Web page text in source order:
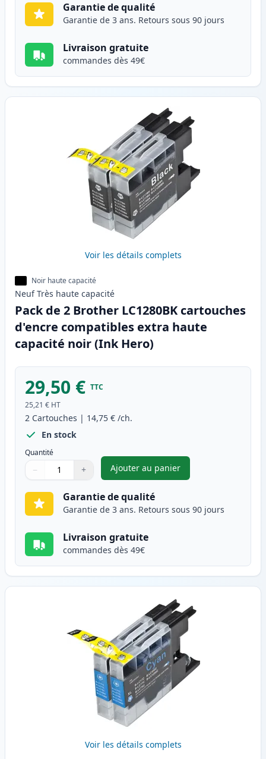
Garantie de qualité
Garantie de 3 ans. Retours sous 90 jours
Livraison gratuite
commandes dès 49€
Voir les détails complets
Noir haute capacité
Neuf Très haute capacité
Pack de 2 Brother LC1280BK cartouches
d'encre compatibles extra haute
capacité noir (Ink Hero)
29,50 € TTC
25,21 € HT
2 Cartouches | 14,75 € /ch.
En stock
Quantité
Quantité
Utilisez les boutons pour ajuster
− +
Quantité
Ajouter au panier
,Pack de 2 Brother
Garantie de qualité
Garantie de 3 ans. Retours sous 90 jours
Livraison gratuite
commandes dès 49€
Voir les détails complets